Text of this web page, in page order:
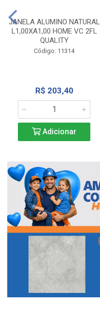
JANELA ALUMINO NATURAL
L1,00XA1,00 HOME VC 2FL
QUALITY
Código: 11314
R$ 203,40
Adicionar